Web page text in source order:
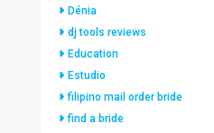
Dénia
dj tools reviews
Education
Estudio
filipino mail order bride
find a bride